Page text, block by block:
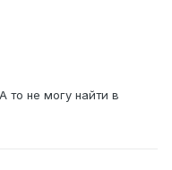
то не могу найти в